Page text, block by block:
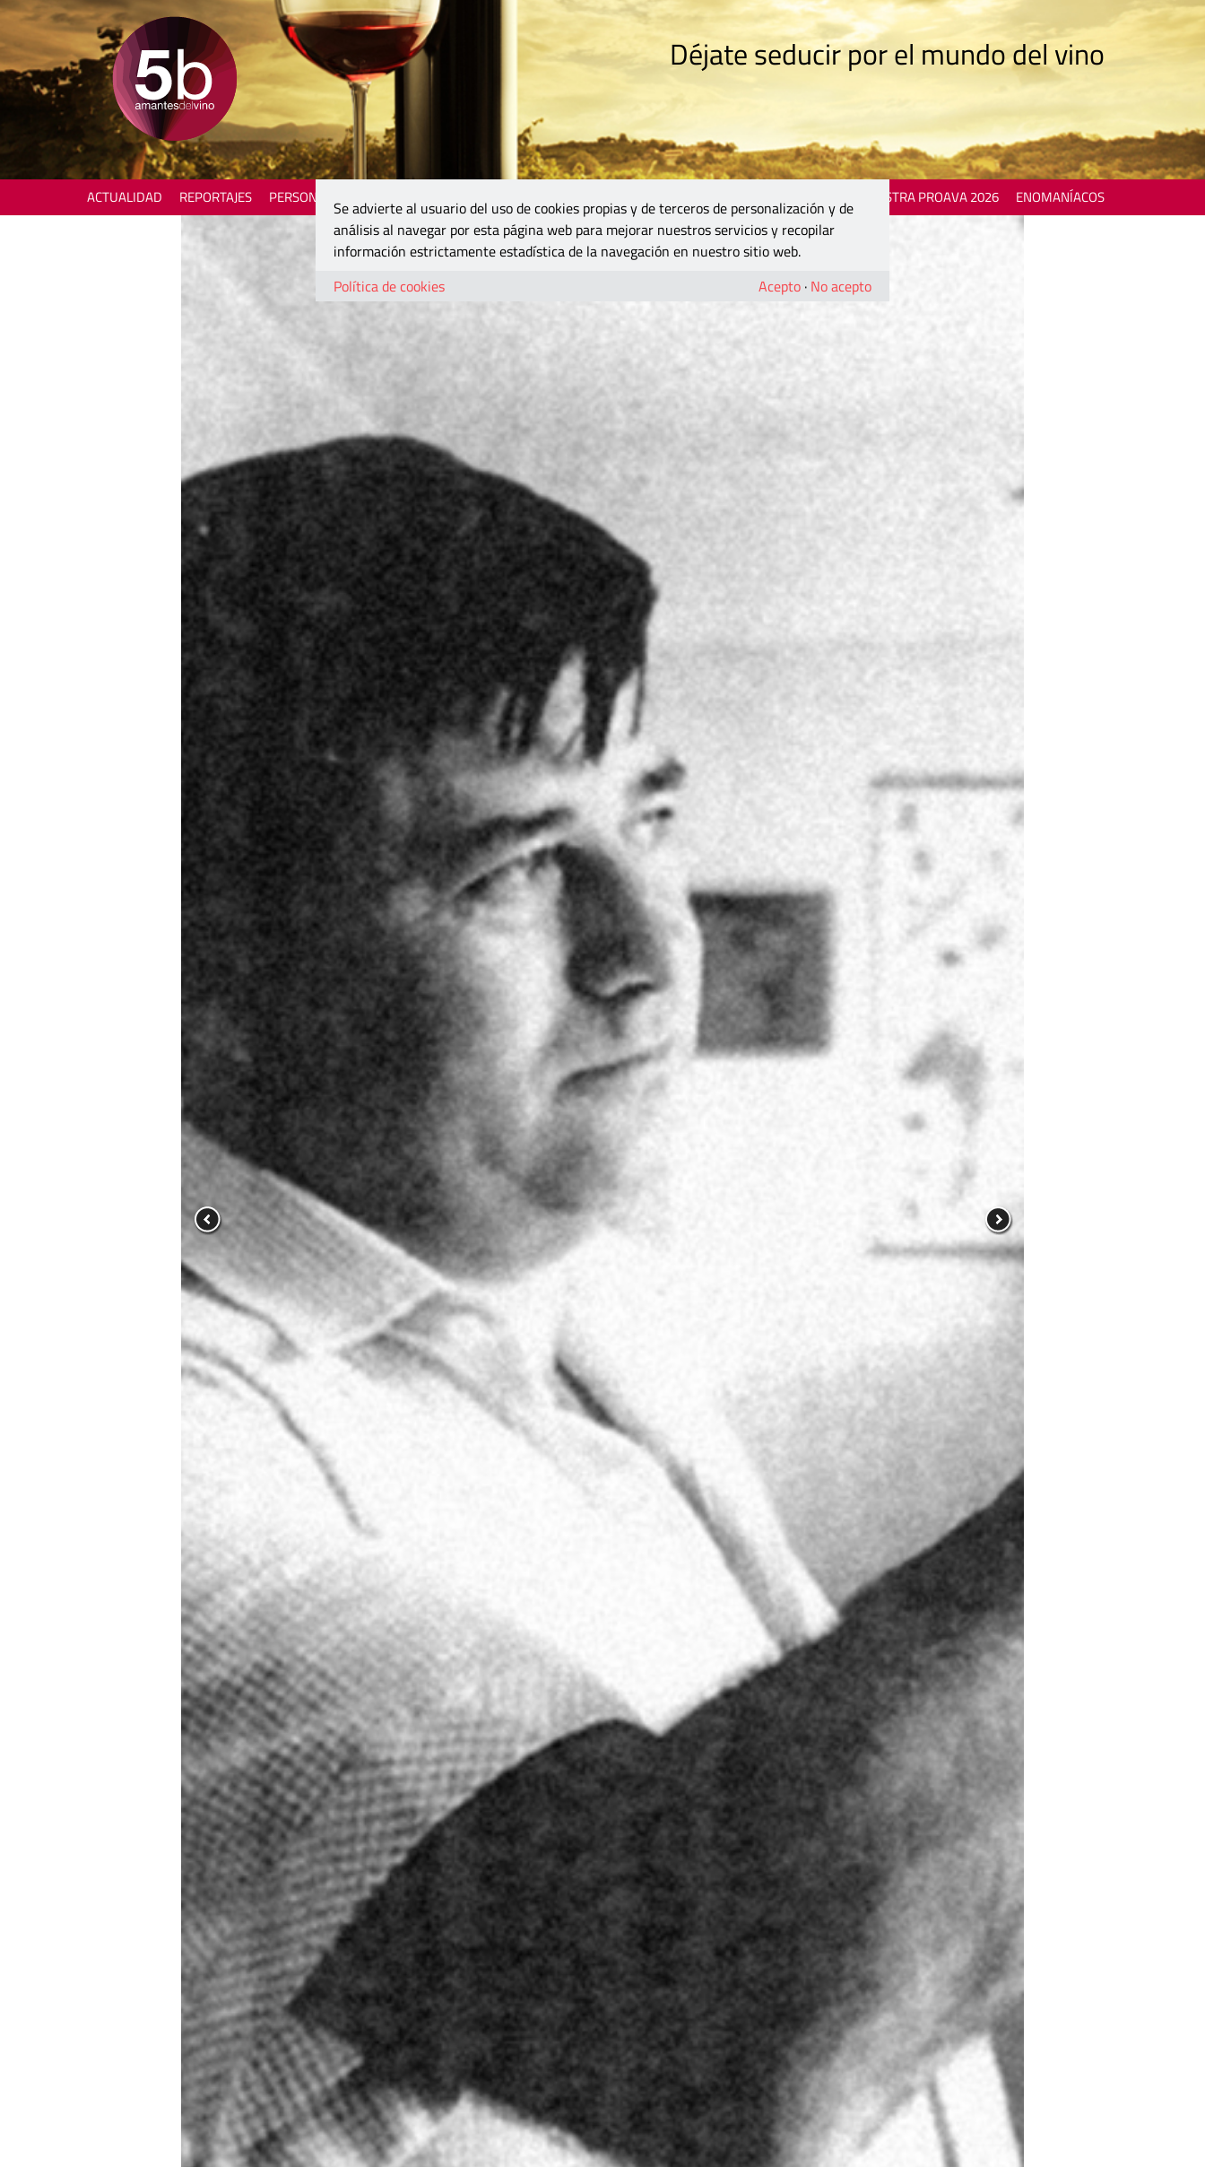
Déjate seducir por el mundo del vino
ACTUALIDAD REPORTAJES PERSONAJES MOSTRA PROAVA 2026 ENOMANÍACOS
Se advierte al usuario del uso de cookies propias y de terceros de personalización y de
análisis al navegar por esta página web para mejorar nuestros servicios y recopilar
información estrictamente estadística de la navegación en nuestro sitio web.
Política de cookies
Acepto · No acepto